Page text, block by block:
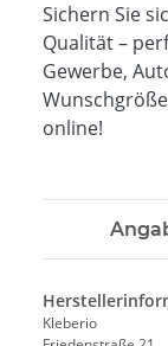
Sichern Sie
Qualität –
Gewerbe,
online!
Kleberio